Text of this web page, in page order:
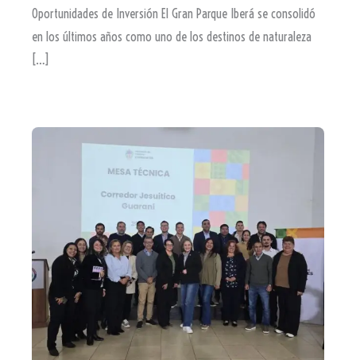
Oportunidades de Inversión El Gran Parque Iberá se consolidó
en los últimos años como uno de los destinos de naturaleza
[…]